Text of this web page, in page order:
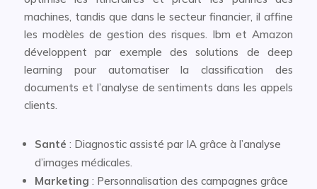
machines, tandis que dans le secteur financier, il affine
les modèles de gestion des risques. Ibm et Amazon
développent par exemple des solutions de deep
learning pour automatiser la classification des
documents et l’analyse de sentiments dans les appels
clients.
Santé : Diagnostic assisté par IA grâce à l’analyse
d’images médicales.
Marketing : Personnalisation des campagnes grâce